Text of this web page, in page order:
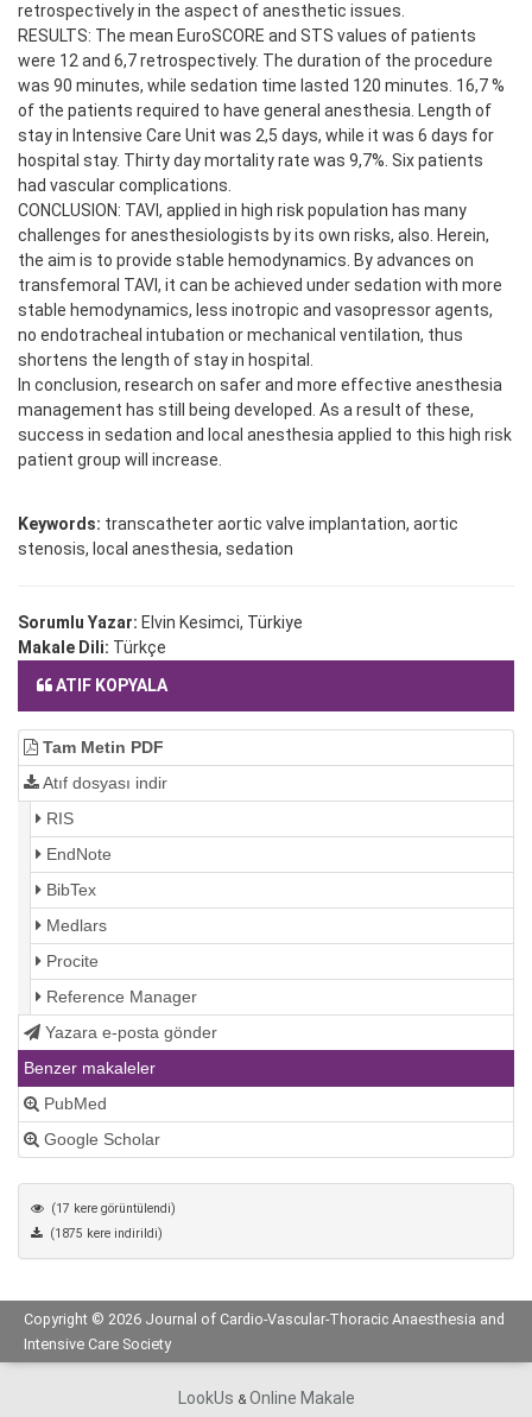
retrospectively in the aspect of anesthetic issues.
RESULTS: The mean EuroSCORE and STS values of patients
were 12 and 6,7 retrospectively. The duration of the procedure
was 90 minutes, while sedation time lasted 120 minutes. 16,7 %
of the patients required to have general anesthesia. Length of
stay in Intensive Care Unit was 2,5 days, while it was 6 days for
hospital stay. Thirty day mortality rate was 9,7%. Six patients
had vascular complications.
CONCLUSION: TAVI, applied in high risk population has many
challenges for anesthesiologists by its own risks, also. Herein,
the aim is to provide stable hemodynamics. By advances on
transfemoral TAVI, it can be achieved under sedation with more
stable hemodynamics, less inotropic and vasopressor agents,
no endotracheal intubation or mechanical ventilation, thus
shortens the length of stay in hospital.
In conclusion, research on safer and more effective anesthesia
management has still being developed. As a result of these,
success in sedation and local anesthesia applied to this high risk
patient group will increase.
Keywords: transcatheter aortic valve implantation, aortic
stenosis, local anesthesia, sedation
Sorumlu Yazar: Elvin Kesimci, Türkiye
Makale Dili: Türkçe
ATIF KOPYALA
Tam Metin PDF
Atıf dosyası indir
RIS
EndNote
BibTex
Medlars
Procite
Reference Manager
Yazara e-posta gönder
Benzer makaleler
PubMed
Google Scholar
(17 kere görüntülendi)
(1875 kere indirildi)
Copyright © 2026 Journal of Cardio-Vascular-Thoracic Anaesthesia and
Intensive Care Society
LookUs & Online Makale